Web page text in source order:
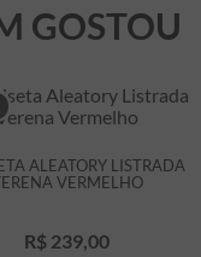
GOSTOU
ALEATORY LISTRADA
VERMELHO
R$ 239,00